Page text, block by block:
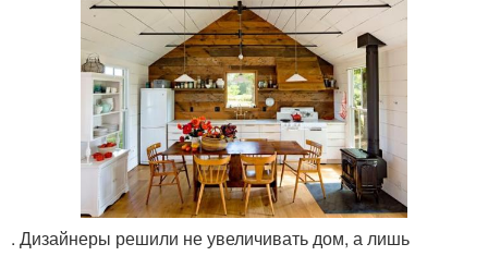
. Дизайнеры решили не увеличивать дом, а лишь